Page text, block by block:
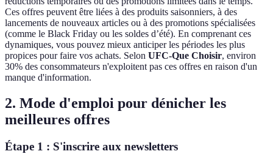
Ces offres peuvent être liées à des produits saisonniers, à des
lancements de nouveaux articles ou à des promotions spécialisées
(comme le Black Friday ou les soldes d’été). En comprenant ces
dynamiques, vous pouvez mieux anticiper les périodes les plus
propices pour faire vos achats. Selon UFC-Que Choisir, environ
30% des consommateurs n'exploitent pas ces offres en raison d'un
manque d'information.
2. Mode d'emploi pour dénicher les
meilleures offres
Étape 1 : S'inscrire aux newsletters